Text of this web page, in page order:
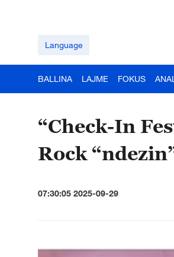
Language
BALLINA LAJME FOKUS
“Check-In
Rock
07:30:05 2025-09-29